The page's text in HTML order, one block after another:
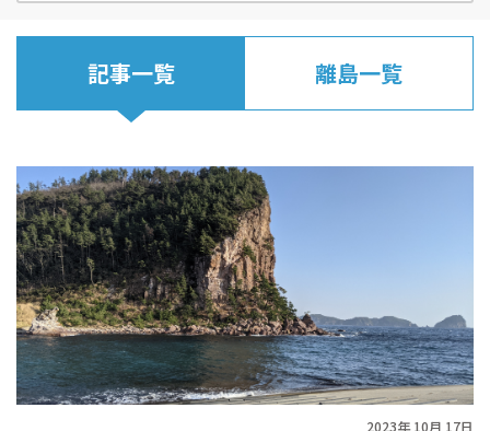
記事一覧 離島一覧
2023年 10月 17日